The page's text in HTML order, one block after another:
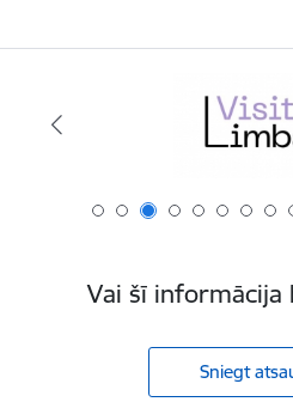
Vai šī informācija
Sniegt